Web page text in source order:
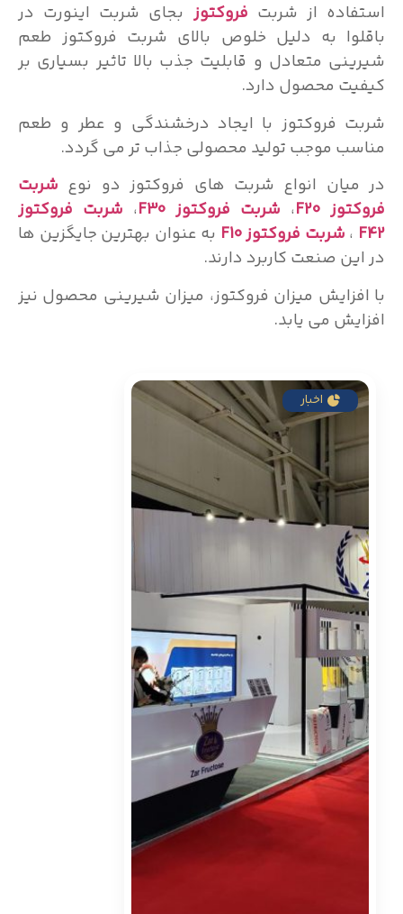
استفاده از شربت فروکتوز بجای شربت اینورت در
باقلوا به دلیل خلوص بالای شربت فروکتوز طعم
شیرینی متعادل و قابلیت جذب بالا تاثیر بسیاری بر
کیفیت محصول دارد.
شربت فروکتوز با ایجاد درخشندگی و عطر و طعم
مناسب موجب تولید محصولی جذاب تر می گردد.
در میان انواع شربت های فروکتوز دو نوع شربت
فروکتوز F20
، شربت فروکتوز F30، شربت فروکتوز
F42 ، شربت فروکتوز F10
به عنوان بهترین جایگزین ها
در این صنعت کاربرد دارند.
با افزایش میزان فروکتوز، میزان شیرینی محصول نیز
افزایش می یابد.
اخبار